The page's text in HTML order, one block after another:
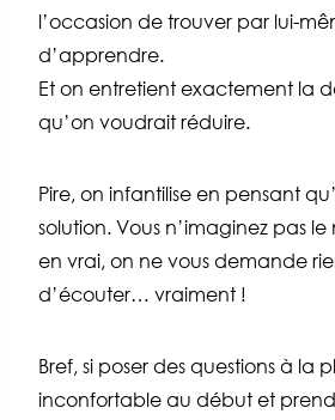
l’occasion de trouver par lui-
d’apprendre.
Et on entretient exactement la
qu’on voudrait réduire.
Pire, on infantilise en pensant
solution. Vous n’imaginez pas
en vrai, on ne vous demande
d’écouter… vraiment !
Bref, si poser des questions à la
inconfortable au début et